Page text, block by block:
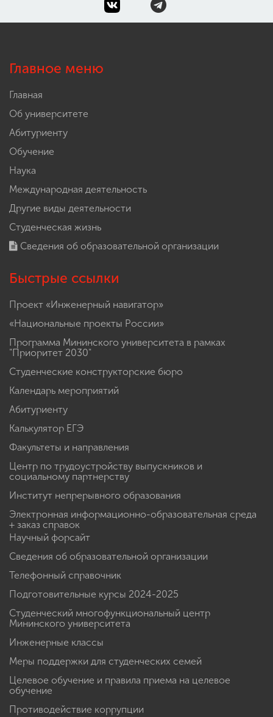
Главное меню
Главная
Об университете
Абитуриенту
Обучение
Наука
Международная деятельность
Другие виды деятельности
Студенческая жизнь
Сведения об образовательной организации
Быстрые ссылки
Проект «Инженерный навигатор»
«Национальные проекты России»
Программа Мининского университета в рамках
"Приоритет 2030"
Студенческие конструкторские бюро
Календарь мероприятий
Абитуриенту
Калькулятор ЕГЭ
Факультеты и направления
Центр по трудоустройству выпускников и
социальному партнерству
Институт непрерывного образования
Электронная информационно-образовательная среда
+ заказ справок
Научный форсайт
Сведения об образовательной организации
Телефонный справочник
Подготовительные курсы 2024-2025
Студенческий многофункциональный центр
Мининского университета
Инженерные классы
Меры поддержки для студенческих семей
Целевое обучение и правила приема на целевое
обучение
Противодействие коррупции